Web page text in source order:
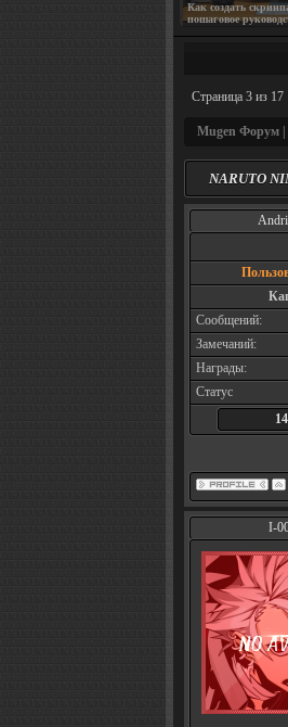
Как создать
пошаговое
Страница 3 из 17
Mugen Форум |
NARUTO
Сообщений:
Замечаний:
Награды:
Статус
14
I-